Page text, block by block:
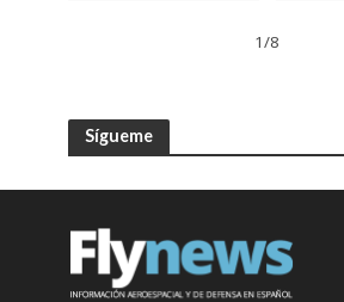
1/8
Sígueme